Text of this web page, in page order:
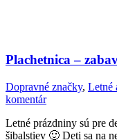
Plachetnica –
Dopravné značky, Letné
komentár
Letné prázdniny sú pre
šibalstiev 🙂 Deti sa na